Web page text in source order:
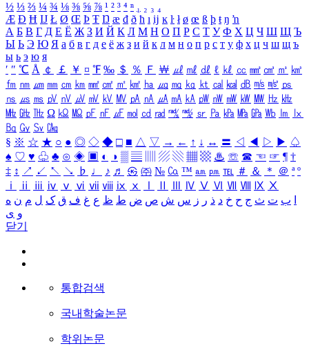
½ ⅓ ⅔ ¼ ¾ ⅛ ⅜ ⅝ ⅞ ¹ ² ³ ⁴ ⁿ ₁ ₂ ₃ ₄
Æ Ð Ħ Ĳ Ł Ø Œ Þ Ŧ Ŋ æ đ ð ħ ı ĳ ĸ ŀ ł ø œ ß þ ŧ ŋ ŉ
А Б В Г Д Е Ё Ж З И Й К Л М Н О П Р С Т У Ф Х Ц Ч Ш Щ Ъ
Ы Ь Э Ю Я а б в г д е ё ж з и й к л м н о п р с т у ф х ц ч ш щ ъ
ы ь э ю я
′ ″ ℃ Å ￠ ￡ ￥ ¤ ℉ ‰ ＄ ％ Ｆ ￦ ㎕ ㎖ ㎗ ℓ ㎘ ㏄ ㎣ ㎤ ㎥ ㎦
㎙ ㎚ ㎛ ㎜ ㎝ ㎞ ㎟ ㎠ ㎡ ㎢ ㏊ ㎍ ㎎ ㎏ ㏏ ㎈ ㎉ ㏈ ㎧ ㎨ ㎰
㎱ ㎲ ㎳ ㎴ ㎵ ㎶ ㎷ ㎸ ㎹ ㎀ ㎁ ㎂ ㎃ ㎄ ㎺ ㎻ ㎽ ㎾ ㎿ ㎐ ㎑
㎒ ㎓ ㎔ Ω ㏀ ㏁ ㎊ ㎋ ㎌ ㏖ ㏅ ㎭ ㎮ ㎯ ㏛ ㎩ ㎪ ㎫ ㎬ ㏝ ㏐
㏓
㏃ ㏉ ㏜ ㏆
§ ※ ☆ ★ ○ ● ◎ ◇ ◆ □ ■ △ ▽ → ← ↑ ↓ ↔ 〓 ◁ ◀ ▷ ▶ ♤
♠ ♡ ♥ ♧ ♣ ⊙ ◈ ▣ ◐ ◑ ▒ ▤ ▨ ▧ ▦ ▩ ♨ ☏ ☎ ☜ ☞ ¶ †
‡ ↕ ↗ ↙ ↖ ↘ ♭ ♩ ♪ ♬ ㉿ ㈜ № ㏇ ™ ㏂ ㏘ ℡ ＃ ＆ ＊ ＠ ª º
ⅰ
ⅱ ⅲ ⅳ ⅴ ⅵ ⅶ ⅷ ⅸ ⅹ Ⅳ Ⅴ Ⅵ Ⅶ Ⅷ Ⅸ Ⅹ
ب ت ث ج ح خ د ذ ر ز س ش ص ض ط ظ ع غ ف ق ک ل م ن ه
و ی
닫기
통합검색
국내학술논문
학위논문